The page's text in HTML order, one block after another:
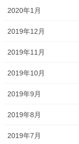
2020年1月
2019年12月
2019年11月
2019年10月
2019年9月
2019年8月
2019年7月